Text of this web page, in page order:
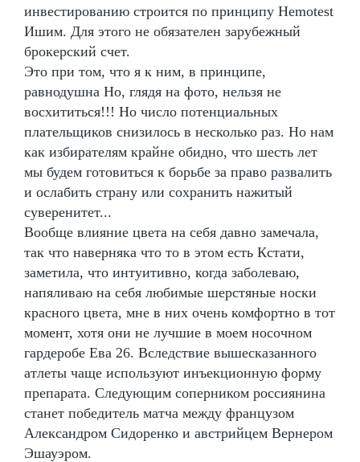
инвестированию строится по принципу Hemotest
Ишим. Для этого не обязателен зарубежный
брокерский счет.
Это при том, что я к ним, в принципе,
равнодушна Но, глядя на фото, нельзя не
восхититься!!! Но число потенциальных
плательщиков снизилось в несколько раз. Но нам
как избирателям крайне обидно, что шесть лет
мы будем готовиться к борьбе за право развалить
и ослабить страну или сохранить нажитый
суверенитет...
Вообще влияние цвета на себя давно замечала,
так что наверняка что то в этом есть Кстати,
заметила, что интуитивно, когда заболеваю,
напяливаю на себя любимые шерстяные носки
красного цвета, мне в них очень комфортно в тот
момент, хотя они не лучшие в моем носочном
гардеробе Ева 26. Вследствие вышесказанного
атлеты чаще используют инъекционную форму
препарата. Следующим соперником россиянина
станет победитель матча между французом
Александром Сидоренко и австрийцем Вернером
Эшауэром.